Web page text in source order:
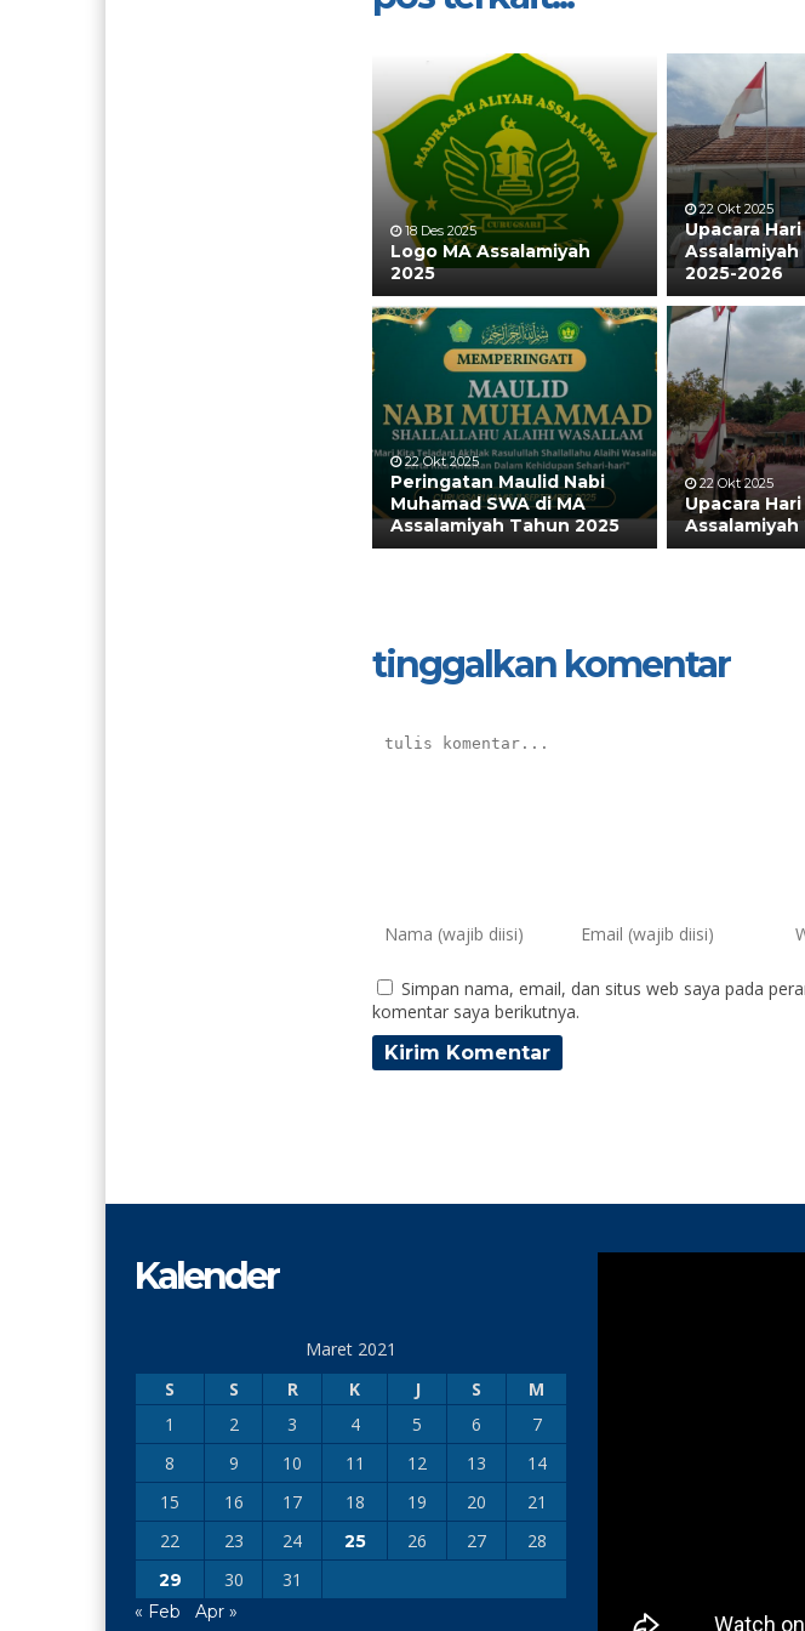
18 Des 2025
Logo MA Assalamiyah
2025
22 Okt 2025
Upacara
2025-2026
22 Okt 2025
Peringatan Maulid Nabi
Muhamad SWA di MA
Assalamiyah Tahun 2025
22 Okt 2025
Upacara
tinggalkan komentar
Simpan nama, email, dan situs web saya pada
komentar saya berikutnya.
Kalender
Maret 2021
S
S R K J S
M
1
2 3 4 5 6
7
8
9 10 11 12 13
14
15
16 17 18 19 20
21
22
23 24 25 26 27 28
29 30 31
« Feb Apr »